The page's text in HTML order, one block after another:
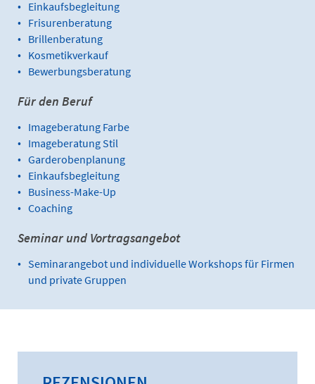
Einkaufsbegleitung
Frisurenberatung
Brillenberatung
Kosmetikverkauf
Bewerbungsberatung
Für den Beruf
Imageberatung Farbe
Imageberatung Stil
Garderobenplanung
Einkaufsbegleitung
Business-Make-Up
Coaching
Seminar und Vortragsangebot
Seminarangebot und individuelle Workshops für Firmen
und private Gruppen